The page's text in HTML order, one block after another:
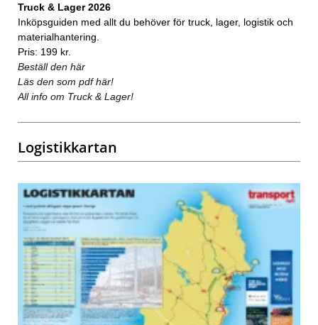
Truck & Lager 2026
Inköpsguiden med allt du behöver för truck, lager, logistik och
materialhantering.
Pris: 199 kr.
Beställ den här
Läs den som pdf här!
All info om Truck & Lager!
Logistikkartan